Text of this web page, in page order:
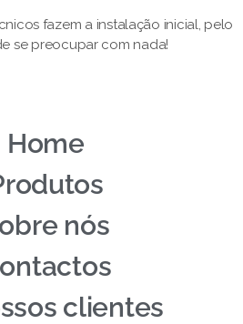
fazem a instalação inicial, pelo
se preocupar com nada!
Home
nós
clientes